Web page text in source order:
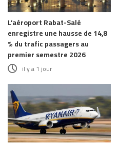
L’aéroport Rabat-Salé
enregistre une hausse de 14,8
% du trafic passagers au
premier semestre 2026
il y a 1 jour